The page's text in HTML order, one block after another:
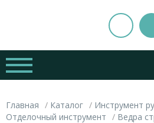
Главная Каталог
Инструмент
Отделочный инструмент
Ведра